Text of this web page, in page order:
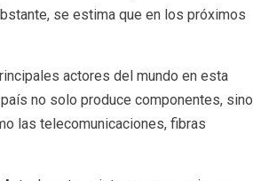
se estima que en los próximos
actores del mundo en esta
no solo produce componentes, sino
las telecomunicaciones, fibras